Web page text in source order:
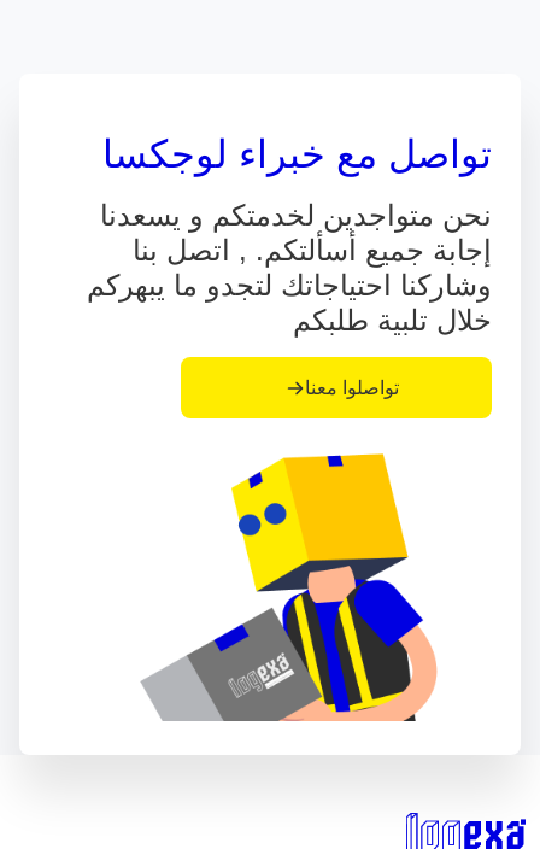
تواصل مع خبراء لوجكسا
نحن متواجدين لخدمتكم و يسعدنا
إجابة جميع أسألتكم. , اتصل بنا
وشاركنا احتياجاتك لتجدو ما يبهركم
خلال تلبية طلبكم
تواصلوا معنا